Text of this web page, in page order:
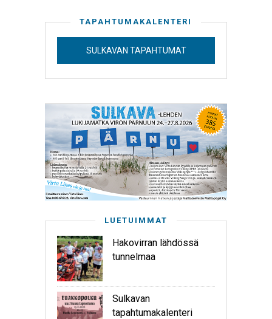
TAPAHTUMAKALENTERI
SULKAVAN TAPAHTUMAT
LUETUIMMAT
Hakovirran lähdössä
tunnelmaa
Sulkavan
tapahtumakalenteri